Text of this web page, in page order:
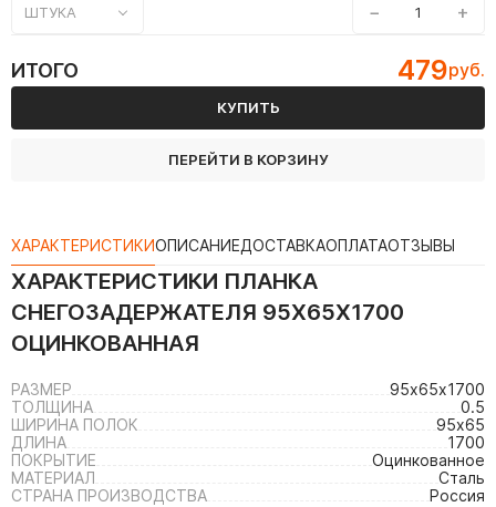
ШТУКА − +
ИТОГО 479руб.
КУПИТЬ
ПЕРЕЙТИ В КОРЗИНУ
ХАРАКТЕРИСТИКИОПИСАНИЕДОСТАВКАОПЛАТАОТЗЫВЫ
ХАРАКТЕРИСТИКИ ПЛАНКА
СНЕГОЗАДЕРЖАТЕЛЯ 95Х65Х1700
ОЦИНКОВАННАЯ
РАЗМЕР
95х65х1700
ТОЛЩИНА
0.5
ШИРИНА ПОЛОК
95х65
ДЛИНА
1700
ПОКРЫТИЕ
Оцинкованное
МАТЕРИАЛ
Сталь
СТРАНА ПРОИЗВОДСТВА
Россия